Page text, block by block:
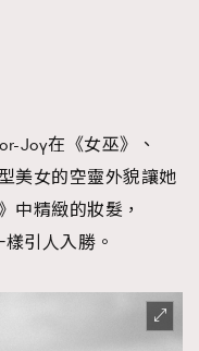
Joy在《女巫》、
美女的空靈外貌讓她
中精緻的妝髮，
引人入勝。